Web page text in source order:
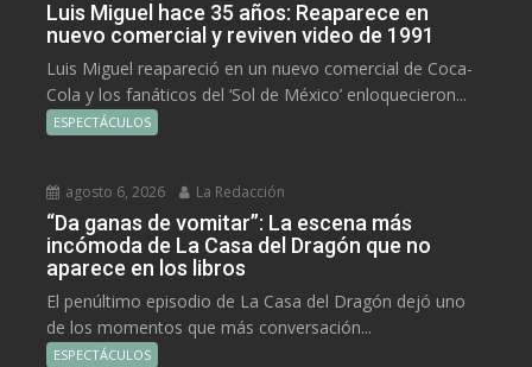
Luis Miguel hace 35 años: Reaparece en
nuevo comercial y reviven video de 1991
Luis Miguel reapareció en un nuevo comercial de Coca-
Cola y los fanáticos del ‘Sol de México’ enloquecieron...
ESPECTÁCULOS
agosto 6, 2026 La Redacción
“Da ganas de vomitar”: La escena más
incómoda de La Casa del Dragón que no
aparece en los libros
El penúltimo episodio de La Casa del Dragón dejó uno
de los momentos que más conversación...
ESPECTÁCULOS